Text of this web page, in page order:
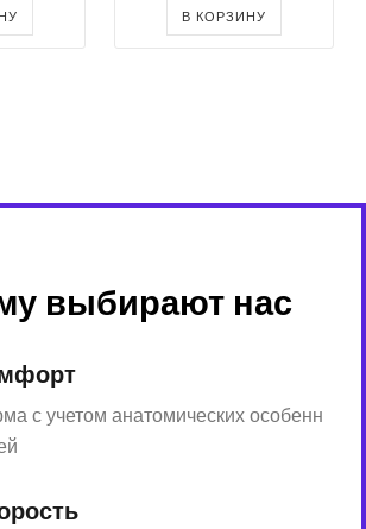
В КОРЗИНУ
выбирают нас
с учетом анатомических особенн